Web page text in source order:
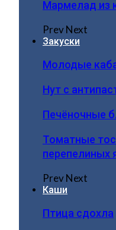
Мармелад из
PrevNext
Закуски
Молодые
Нут с
Печёночные
Томатные
перепелиных
PrevNext
Каши
Птица сдохла